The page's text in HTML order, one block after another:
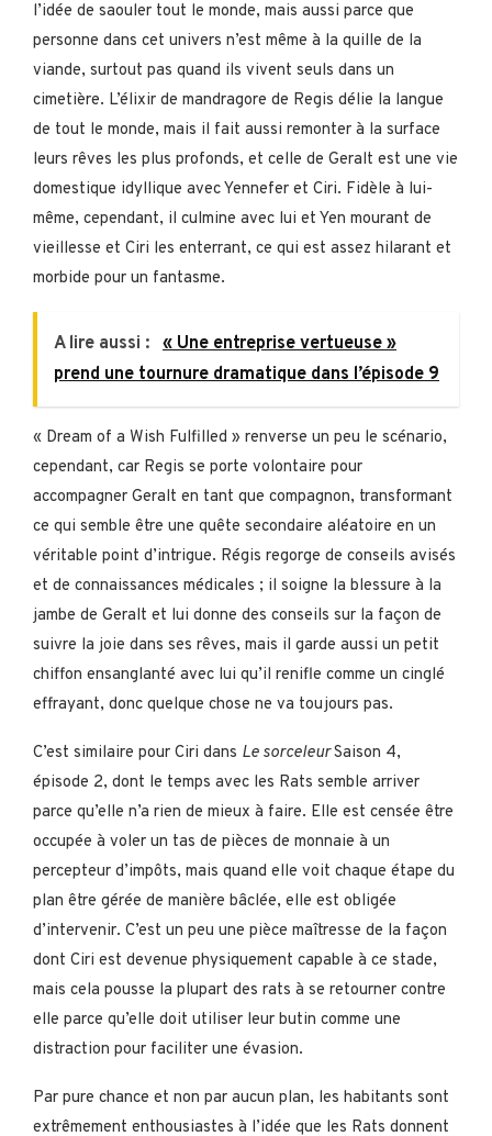
l’idée de saouler tout le monde, mais aussi parce que
personne dans cet univers n’est même à la quille de la
viande, surtout pas quand ils vivent seuls dans un
cimetière. L’élixir de mandragore de Regis délie la langue
de tout le monde, mais il fait aussi remonter à la surface
leurs rêves les plus profonds, et celle de Geralt est une vie
domestique idyllique avec Yennefer et Ciri. Fidèle à lui-
même, cependant, il culmine avec lui et Yen mourant de
vieillesse et Ciri les enterrant, ce qui est assez hilarant et
morbide pour un fantasme.
A lire aussi : « Une entreprise vertueuse »
prend une tournure dramatique dans l’épisode 9
« Dream of a Wish Fulfilled » renverse un peu le scénario,
cependant, car Regis se porte volontaire pour
accompagner Geralt en tant que compagnon, transformant
ce qui semble être une quête secondaire aléatoire en un
véritable point d’intrigue. Régis regorge de conseils avisés
et de connaissances médicales ; il soigne la blessure à la
jambe de Geralt et lui donne des conseils sur la façon de
suivre la joie dans ses rêves, mais il garde aussi un petit
chiffon ensanglanté avec lui qu’il renifle comme un cinglé
effrayant, donc quelque chose ne va toujours pas.
C’est similaire pour Ciri dans Le sorceleurSaison 4,
épisode 2, dont le temps avec les Rats semble arriver
parce qu’elle n’a rien de mieux à faire. Elle est censée être
occupée à voler un tas de pièces de monnaie à un
percepteur d’impôts, mais quand elle voit chaque étape du
plan être gérée de manière bâclée, elle est obligée
d’intervenir. C’est un peu une pièce maîtresse de la façon
dont Ciri est devenue physiquement capable à ce stade,
mais cela pousse la plupart des rats à se retourner contre
elle parce qu’elle doit utiliser leur butin comme une
distraction pour faciliter une évasion.
Par pure chance et non par aucun plan, les habitants sont
extrêmement enthousiastes à l’idée que les Rats donnent